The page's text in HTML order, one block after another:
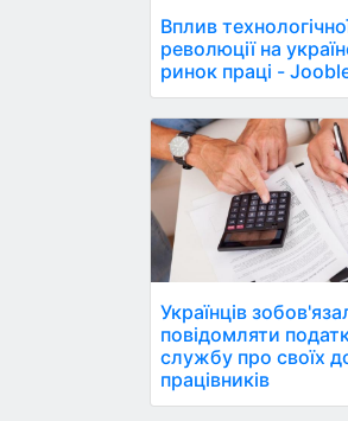
Вплив
революції на
ринок праці -
Українців
повідомляти
службу про своїх
працівників